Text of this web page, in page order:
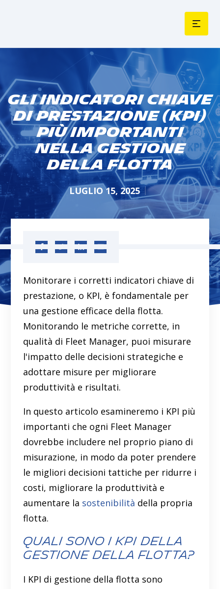
Gli indicatori chiave
di prestazione (KPI)
più importanti
nella gestione
della flotta
LUGLIO 15, 2025
Monitorare i corretti indicatori chiave di
prestazione, o KPI, è fondamentale per
una gestione efficace della flotta.
Monitorando le metriche corrette, in
qualità di Fleet Manager, puoi misurare
l'impatto delle decisioni strategiche e
adottare misure per migliorare
produttività e risultati.
In questo articolo esamineremo i KPI più
importanti che ogni Fleet Manager
dovrebbe includere nel proprio piano di
misurazione, in modo da poter prendere
le migliori decisioni tattiche per ridurre i
costi, migliorare la produttività e
aumentare la sostenibilità della propria
flotta.
Quali sono i KPI della
gestione della flotta?
I KPI di gestione della flotta sono